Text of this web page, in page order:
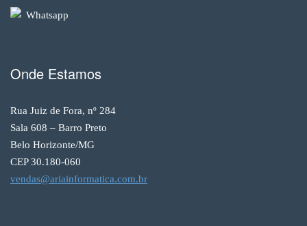
Whatsapp
Onde Estamos
Rua Juiz de Fora, nº 284
Sala 608 – Barro Preto
Belo Horizonte/MG
CEP 30.180-060
vendas@ariainformatica.com.br